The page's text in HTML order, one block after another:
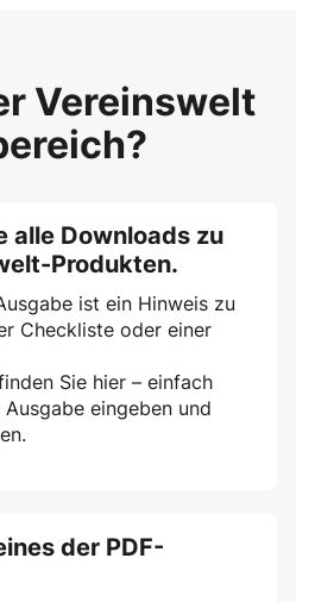
Vereinswelt
alle Downloads zu
Produkten.
ist ein Hinweis zu
Checkliste oder einer
Sie hier – einfach
eingeben und
der PDF-